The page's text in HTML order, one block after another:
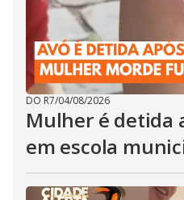
DO R7/04/08/2026
Mulher é detida
em escola